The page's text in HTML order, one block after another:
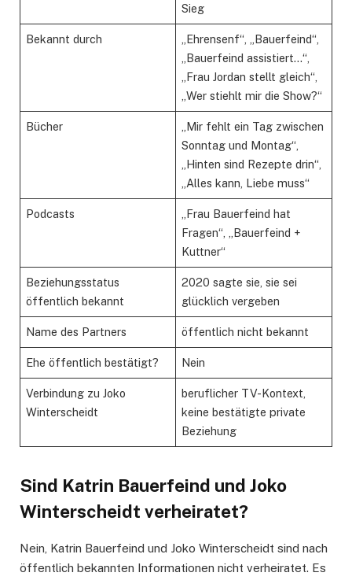
Sieg
Bekannt durch
„Ehrensenf“, „Bauerfeind“,
„Bauerfeind assistiert…“,
„Frau Jordan stellt gleich“,
„Wer stiehlt mir die Show?“
Bücher
„Mir fehlt ein Tag zwischen
Sonntag und Montag“,
„Hinten sind Rezepte drin“,
„Alles kann, Liebe muss“
Podcasts
„Frau Bauerfeind hat
Fragen“, „Bauerfeind +
Kuttner“
Beziehungsstatus
öffentlich bekannt
2020 sagte sie, sie sei
glücklich vergeben
Name des Partners öffentlich nicht bekannt
Ehe öffentlich bestätigt? Nein
Verbindung zu Joko
Winterscheidt
beruflicher TV-Kontext,
keine bestätigte private
Beziehung
Sind Katrin Bauerfeind und Joko
Winterscheidt verheiratet?
Nein, Katrin Bauerfeind und Joko Winterscheidt sind nach
öffentlich bekannten Informationen nicht verheiratet. Es